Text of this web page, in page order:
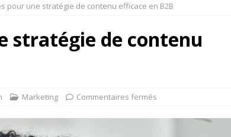
pour une stratégie de contenu efficace en B2B
stratégie de contenu
Marketing Commentaires fermés